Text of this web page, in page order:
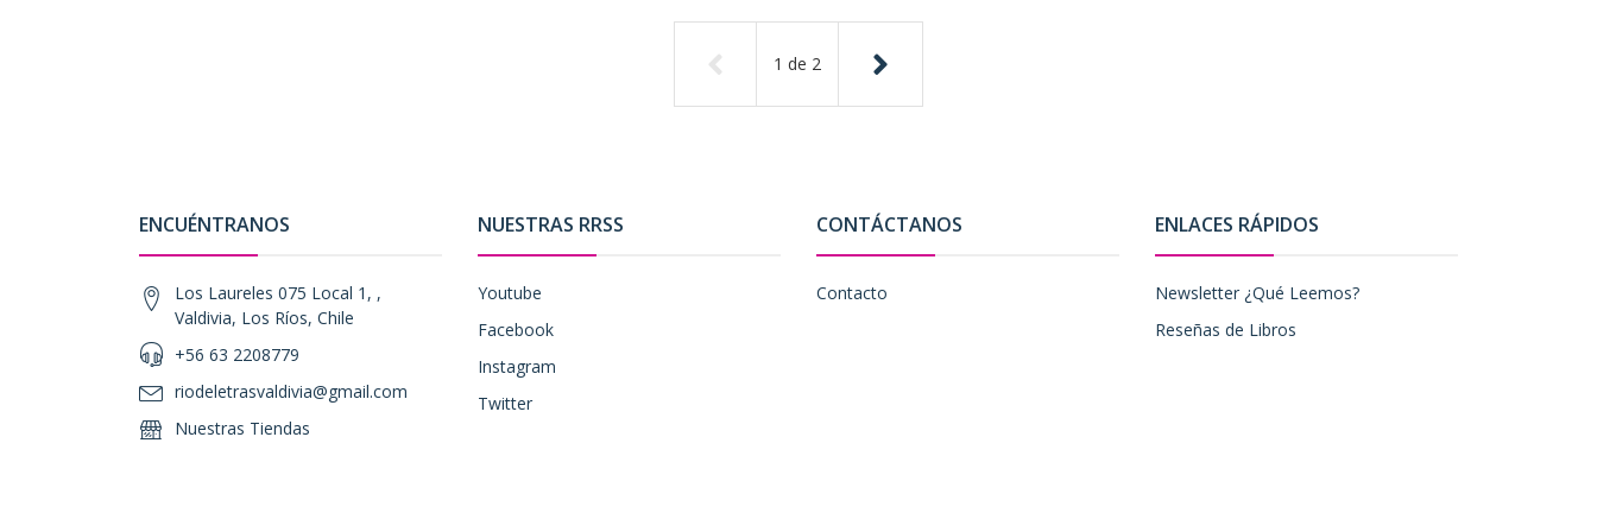
1 de 2
ENCUÉNTRANOS
Los Laureles 075 Local 1, ,
Valdivia, Los Ríos, Chile
+56 63 2208779
riodeletrasvaldivia@gmail.com
Nuestras Tiendas
NUESTRAS RRSS
Youtube
Facebook
Instagram
Twitter
CONTÁCTANOS
Contacto
ENLACES RÁPIDOS
Newsletter ¿Qué Leemos?
Reseñas de Libros